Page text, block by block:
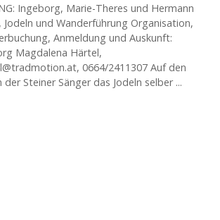
Ingeborg, Marie-Theres und Hermann
Jodeln und Wanderführung Organisation,
Anmeldung und Auskunft:
Magdalena Härtel,
0664/2411307 Auf den
der Steiner Sänger das Jodeln selber ...